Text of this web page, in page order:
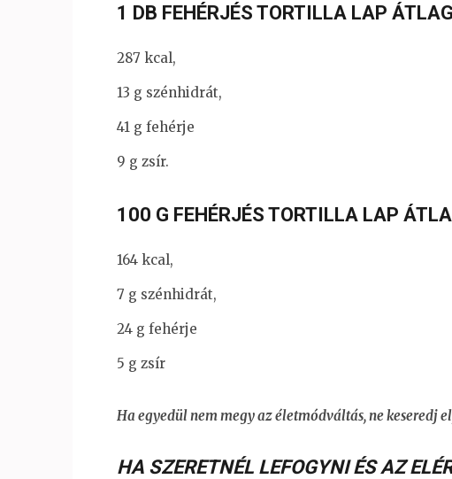
1 DB FEHÉRJÉS TORTILLA LAP
287 kcal,
13 g szénhidrát,
41 g fehérje
9 g zsír.
100 G FEHÉRJÉS TORTILLA LAP
164 kcal,
7 g szénhidrát,
24 g fehérje
5 g zsír
Ha egyedül nem megy az életmódváltás, ne keseredj
HA SZERETNÉL LEFOGYNI ÉS AZ